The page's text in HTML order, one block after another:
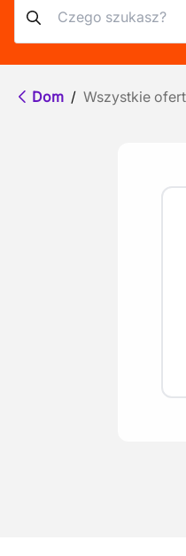
Dom / Wszystkie